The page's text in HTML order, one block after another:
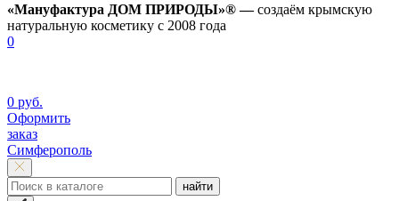
«Мануфактура ДОМ ПРИРОДЫ»® —создаём крымскую
натуральную косметику с 2008 года
0
0 руб.
Оформить
заказ
Симферополь
найти